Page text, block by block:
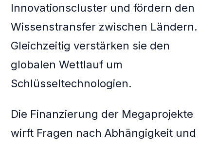
Innovationscluster und fördern den
Wissenstransfer zwischen Ländern.
Gleichzeitig verstärken sie den
globalen Wettlauf um
Schlüsseltechnologien.
Die Finanzierung der Megaprojekte
wirft Fragen nach Abhängigkeit und